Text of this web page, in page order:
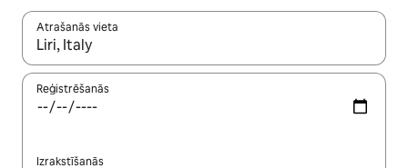
Atrašanās vieta
Kad rezultāti kļūs pieejami, izmantojiet bultiņu uz augšu un
Reģistrēšanās
Izrakstīšanās